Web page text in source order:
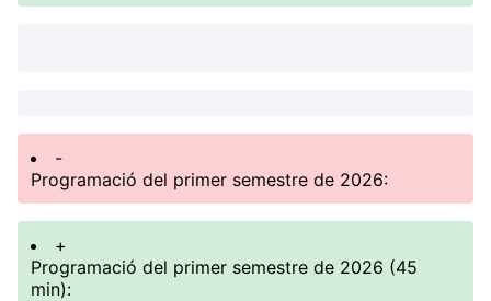
-
Programació del primer semestre de 2026:
+
Programació del primer semestre de 2026 (45
min):